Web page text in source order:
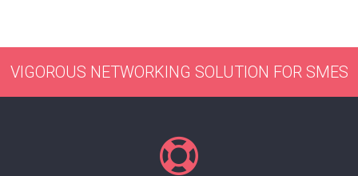
VIGOROUS NETWORKING SOLUTION FOR SMES